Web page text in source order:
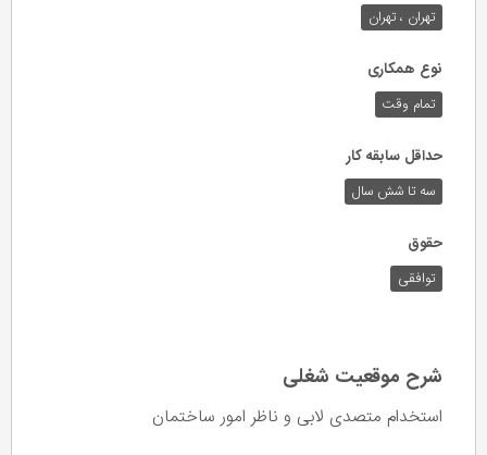
تهران ، تهران
نوع همکاری
تمام وقت
حداقل سابقه کار
سه تا شش سال
حقوق
توافقی
شرح موقعیت شغلی
استخدام متصدی لابی و ناظر امور ساختمان